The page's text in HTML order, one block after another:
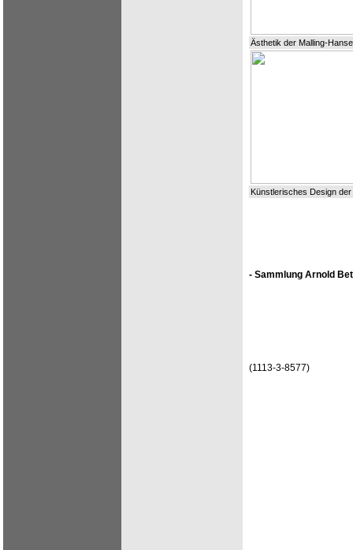
Ästhetik der Malling-
Künstlerisches Design
- Sammlung Arnold
(1113-3-8577)